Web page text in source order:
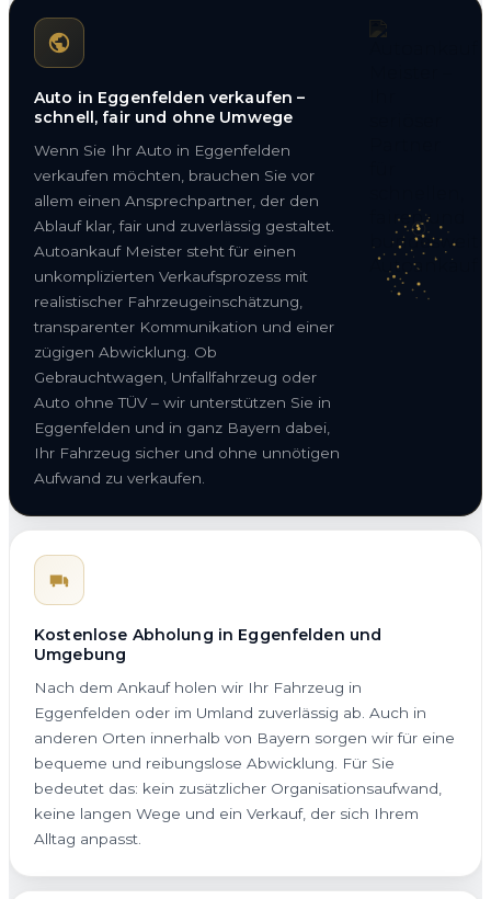
Auto in Eggenfelden verkaufen –
schnell, fair und ohne Umwege
Wenn Sie Ihr Auto in Eggenfelden
verkaufen möchten, brauchen Sie vor
allem einen Ansprechpartner, der den
Ablauf klar, fair und zuverlässig gestaltet.
Autoankauf Meister steht für einen
unkomplizierten Verkaufsprozess mit
realistischer Fahrzeugeinschätzung,
transparenter Kommunikation und einer
zügigen Abwicklung. Ob
Gebrauchtwagen, Unfallfahrzeug oder
Auto ohne TÜV – wir unterstützen Sie in
Eggenfelden und in ganz Bayern dabei,
Ihr Fahrzeug sicher und ohne unnötigen
Aufwand zu verkaufen.
Kostenlose Abholung in Eggenfelden und
Umgebung
Nach dem Ankauf holen wir Ihr Fahrzeug in
Eggenfelden oder im Umland zuverlässig ab. Auch in
anderen Orten innerhalb von Bayern sorgen wir für eine
bequeme und reibungslose Abwicklung. Für Sie
bedeutet das: kein zusätzlicher Organisationsaufwand,
keine langen Wege und ein Verkauf, der sich Ihrem
Alltag anpasst.